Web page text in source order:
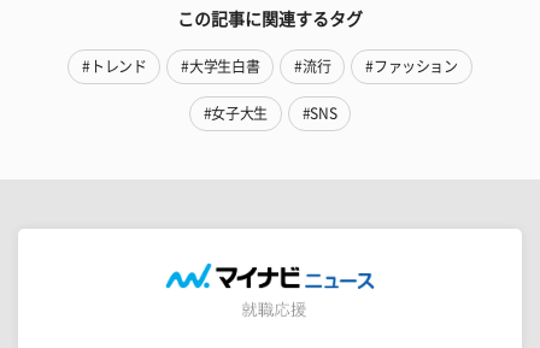
この記事に関連するタグ
#トレンド #大学生白書 #流行 #ファッション
#女子大生 #SNS